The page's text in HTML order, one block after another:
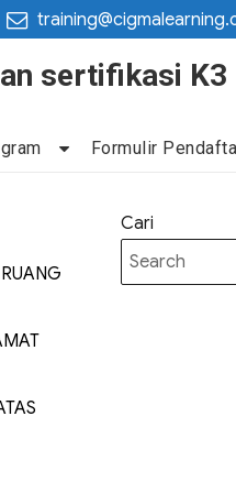
sertifikasi K3
Formulir
Cari